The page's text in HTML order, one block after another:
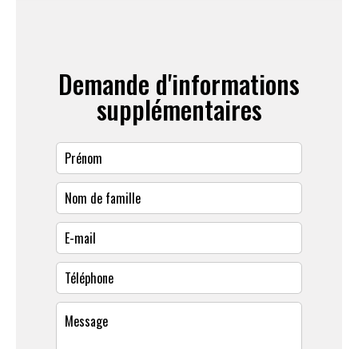
Demande d'informations
supplémentaires